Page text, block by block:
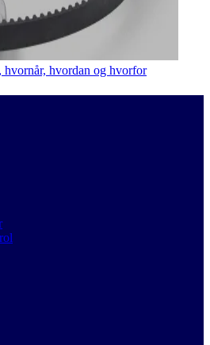
hvordan og hvorfor